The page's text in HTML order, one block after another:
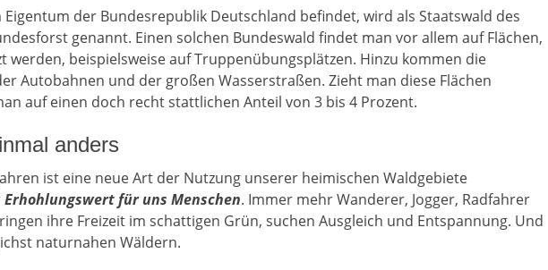
Eigentum der Bundesrepublik Deutschland befindet, wird als Staatswald des
genannt. Einen solchen Bundeswald findet man vor allem auf Flächen,
werden, beispielsweise auf Truppenübungsplätzen. Hinzu kommen die
Autobahnen und der großen Wasserstraßen. Zieht man diese Flächen
auf einen doch recht stattlichen Anteil von 3 bis 4 Prozent.
anders
ist eine neue Art der Nutzung unserer heimischen Waldgebiete
Erhohlungswert für uns Menschen. Immer mehr Wanderer, Jogger, Radfahrer
ihre Freizeit im schattigen Grün, suchen Ausgleich und Entspannung. Und
naturnahen Wäldern.